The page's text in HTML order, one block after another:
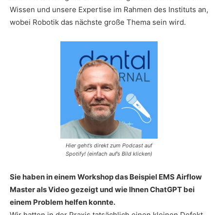
Wissen und unsere Expertise im Rahmen des Instituts an,
wobei Robotik das nächste große Thema sein wird.
Hier geht’s direkt zum Podcast auf
Spotify! (einfach auf’s Bild klicken)
Sie haben in einem Workshop das Beispiel EMS Airflow
Master als Video gezeigt und wie Ihnen ChatGPT bei
einem Problem helfen konnte.